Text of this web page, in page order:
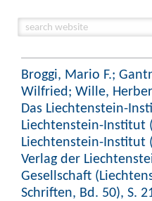
Broggi, Mario F.;
Wilfried; Wille,
Das Liechtenstein-
Liechtenstein-Institut
Liechtenstein-Institut
Verlag der
Gesellschaft
Schriften, Bd. 50), S.